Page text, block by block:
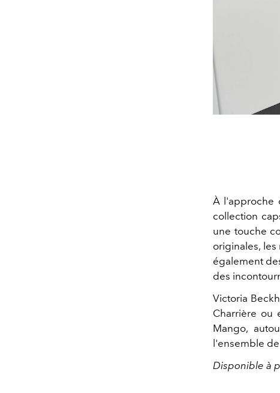
À l'approche
collection
une touche
originales,
également
des
Victoria
Charrière ou
Mango,
l'ensemble
Disponible à